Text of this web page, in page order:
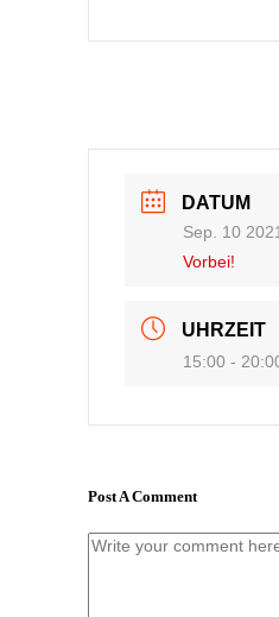
DATUM
Sep. 10 2021
Vorbei!
UHRZEIT
15:00 -
Post A Comment